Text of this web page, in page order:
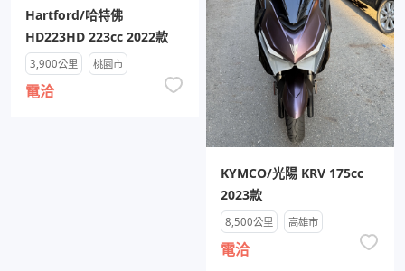
Hartford/哈特佛
HD223HD 223cc 2022款
3,900公里 桃園市
電洽
KYMCO/光陽 KRV 175cc
2023款
8,500公里 高雄市
電洽